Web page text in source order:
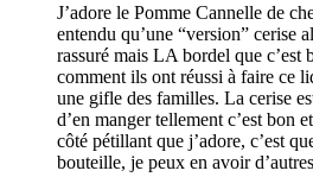
J’adore le Pomme Cannelle de
entendu qu’une “version” cerise
rassuré mais LA bordel que c’est
comment ils ont réussi à faire ce
une gifle des familles. La cerise
d’en manger tellement c’est bon
côté pétillant que j’adore, c’est
bouteille, je peux en avoir